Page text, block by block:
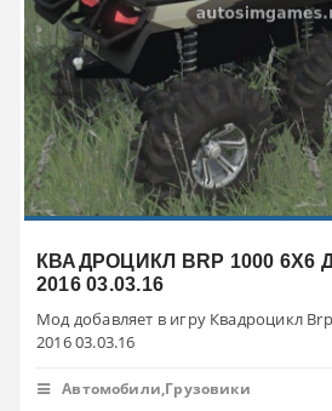
КВАДРОЦИКЛ BRP 1000 6X6
2016 03.03.16
Мод добавляет в игру Квадроцикл
2016 03.03.16
Автомобили,Грузовики